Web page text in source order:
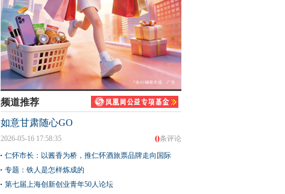
频道推荐
如意甘肃随心GO
0条评论
2026-05-16 17:58:35
仁怀市长：以酱香为桥，推仁怀酒旅票品牌走向国际
专题：铁人是怎样炼成的
第七届上海创新创业青年50人论坛